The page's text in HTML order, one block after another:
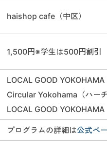
haishop cafe（中区）
1,500円※学生は500円割引
LOCAL GOOD
Circular Yokohama（ハー
LOCAL GOOD
プログラムの詳細は公式ペ